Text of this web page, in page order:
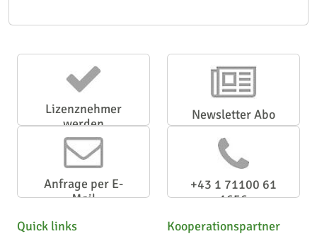
Lizenznehmer
werden
Newsletter Abo
Anfrage per E-
Mail
+43 1 71100 61
1656
Quick links
Kooperationspartner